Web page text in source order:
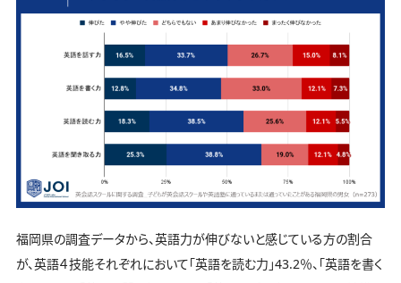
福岡県の調査データから、英語力が伸びないと感じている方の割合
が、英語４技能それぞれにおいて「英語を読む力」43.2％、「英語を書く